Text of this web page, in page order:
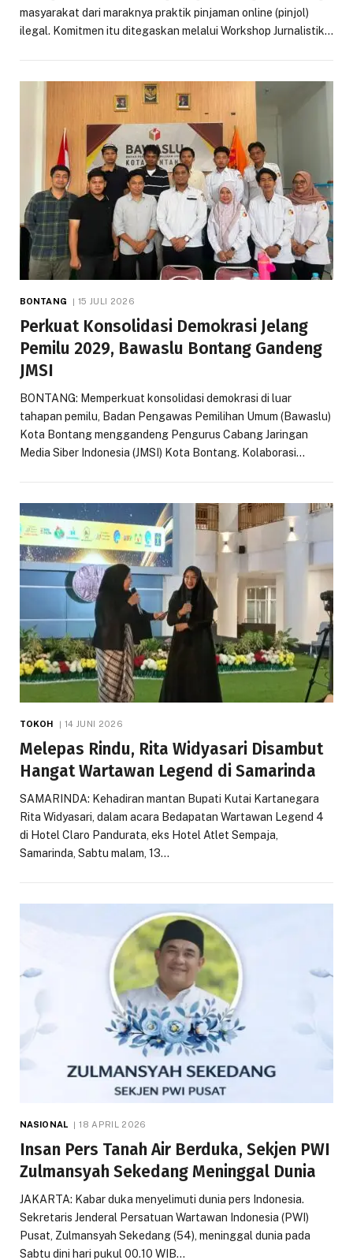
masyarakat dari maraknya praktik pinjaman online (pinjol)
ilegal. Komitmen itu ditegaskan melalui Workshop Jurnalistik…
BONTANG 15 JULI 2026
Perkuat Konsolidasi Demokrasi Jelang
Pemilu 2029, Bawaslu Bontang Gandeng
JMSI
BONTANG: Memperkuat konsolidasi demokrasi di luar
tahapan pemilu, Badan Pengawas Pemilihan Umum (Bawaslu)
Kota Bontang menggandeng Pengurus Cabang Jaringan
Media Siber Indonesia (JMSI) Kota Bontang. Kolaborasi…
TOKOH 14 JUNI 2026
Melepas Rindu, Rita Widyasari Disambut
Hangat Wartawan Legend di Samarinda
SAMARINDA: Kehadiran mantan Bupati Kutai Kartanegara
Rita Widyasari, dalam acara Bedapatan Wartawan Legend 4
di Hotel Claro Pandurata, eks Hotel Atlet Sempaja,
Samarinda, Sabtu malam, 13…
NASIONAL 18 APRIL 2026
Insan Pers Tanah Air Berduka, Sekjen PWI
Zulmansyah Sekedang Meninggal Dunia
JAKARTA: Kabar duka menyelimuti dunia pers Indonesia.
Sekretaris Jenderal Persatuan Wartawan Indonesia (PWI)
Pusat, Zulmansyah Sekedang (54), meninggal dunia pada
Sabtu dini hari pukul 00.10 WIB…